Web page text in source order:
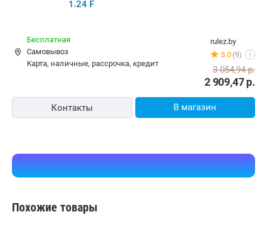
1.24 F
rulez.by
5.0 (9) i
Бесплатная
Самовывоз
карта, наличные, рассрочка, кредит
2 909,47р.
3 054,94р.
Контакты В магазин
Похожие товары